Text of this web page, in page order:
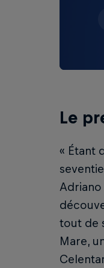
Le
« Étant
Adriano
tout de
Mare,